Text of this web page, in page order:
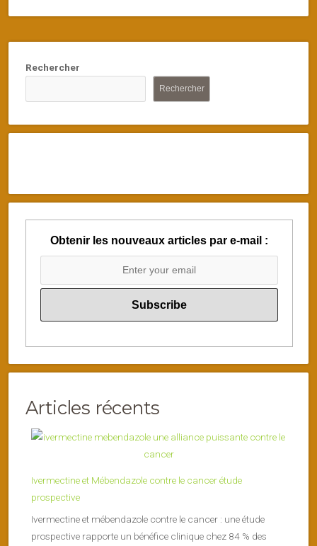
Rechercher
Rechercher
Obtenir les nouveaux articles par e-mail :
Articles récents
Ivermectine et Mébendazole contre le cancer étude
prospective
Ivermectine et mébendazole contre le cancer : une étude
prospective rapporte un bénéfice clinique chez 84 % des